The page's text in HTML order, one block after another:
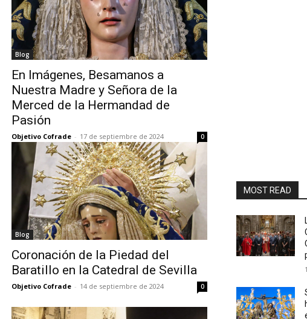
Blog
En Imágenes, Besamanos a
Nuestra Madre y Señora de la
Merced de la Hermandad de
Pasión
Objetivo Cofrade - 17 de septiembre de 2024 0
Blog
Coronación de la Piedad del
Baratillo en la Catedral de Sevilla
Objetivo Cofrade - 14 de septiembre de 2024 0
MOST READ